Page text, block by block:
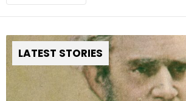
LATEST STORIES